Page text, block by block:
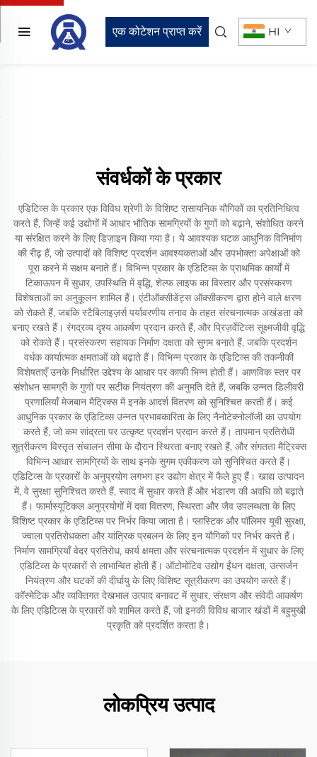
एक कोटेशन प्राप्त करें HI
संवर्धकों के प्रकार
एडिटिव्स के प्रकार एक विविध श्रेणी के विशिष्ट रासायनिक यौगिकों का प्रतिनिधित्व
करते हैं, जिन्हें कई उद्योगों में आधार भौतिक सामग्रियों के गुणों को बढ़ाने, संशोधित करने
या संरक्षित करने के लिए डिज़ाइन किया गया है। ये आवश्यक घटक आधुनिक विनिर्माण
की रीढ़ हैं, जो उत्पादों को विशिष्ट प्रदर्शन आवश्यकताओं और उपभोक्ता अपेक्षाओं को
पूरा करने में सक्षम बनाते हैं। विभिन्न प्रकार के एडिटिव्स के प्राथमिक कार्यों में
टिकाऊपन में सुधार, उपस्थिति में वृद्धि, शेल्फ लाइफ का विस्तार और प्रसंस्करण
विशेषताओं का अनुकूलन शामिल हैं। एंटीऑक्सीडेंट्स ऑक्सीकरण द्वारा होने वाले क्षरण
को रोकते हैं, जबकि स्टैबिलाइज़र्स पर्यावरणीय तनाव के तहत संरचनात्मक अखंडता को
बनाए रखते हैं। रंगद्रव्य दृश्य आकर्षण प्रदान करते हैं, और प्रिज़र्वेटिव्स सूक्ष्मजीवी वृद्धि
को रोकते हैं। प्रसंस्करण सहायक निर्माण दक्षता को सुगम बनाते हैं, जबकि प्रदर्शन
वर्धक कार्यात्मक क्षमताओं को बढ़ाते हैं। विभिन्न प्रकार के एडिटिव्स की तकनीकी
विशेषताएँ उनके निर्धारित उद्देश्य के आधार पर काफी भिन्न होती हैं। आणविक स्तर पर
संशोधन सामग्री के गुणों पर सटीक नियंत्रण की अनुमति देते हैं, जबकि उन्नत डिलीवरी
प्रणालियाँ मेजबान मैट्रिक्स में इनके आदर्श वितरण को सुनिश्चित करती हैं। कई
आधुनिक प्रकार के एडिटिव्स उन्नत प्रभावकारिता के लिए नैनोटेक्नोलॉजी का उपयोग
करते हैं, जो कम सांद्रता पर उत्कृष्ट प्रदर्शन प्रदान करते हैं। तापमान प्रतिरोधी
सूत्रीकरण विस्तृत संचालन सीमा के दौरान स्थिरता बनाए रखते हैं, और संगतता मैट्रिक्स
विभिन्न आधार सामग्रियों के साथ इनके सुगम एकीकरण को सुनिश्चित करते हैं।
एडिटिव्स के प्रकारों के अनुप्रयोग लगभग हर उद्योग क्षेत्र में फैले हुए हैं। खाद्य उत्पादन
में, वे सुरक्षा सुनिश्चित करते हैं, स्वाद में सुधार करते हैं और भंडारण की अवधि को बढ़ाते
हैं। फार्मास्यूटिकल अनुप्रयोगों में दवा वितरण, स्थिरता और जैव उपलब्धता के लिए
विशिष्ट प्रकार के एडिटिव्स पर निर्भर किया जाता है। प्लास्टिक और पॉलिमर यूवी सुरक्षा,
ज्वाला प्रतिरोधकता और यांत्रिक प्रबलन के लिए इन यौगिकों पर निर्भर करते हैं।
निर्माण सामग्रियाँ वेदर प्रतिरोध, कार्य क्षमता और संरचनात्मक प्रदर्शन में सुधार के लिए
एडिटिव्स के प्रकारों से लाभान्वित होती हैं। ऑटोमोटिव उद्योग ईंधन दक्षता, उत्सर्जन
नियंत्रण और घटकों की दीर्घायु के लिए विशिष्ट सूत्रीकरण का उपयोग करते हैं।
कॉस्मेटिक और व्यक्तिगत देखभाल उत्पाद बनावट में सुधार, संरक्षण और संवेदी आकर्षण
के लिए एडिटिव्स के प्रकारों को शामिल करते हैं, जो इनकी विविध बाजार खंडों में बहुमुखी
प्रकृति को प्रदर्शित करता है।
लोकप्रिय उत्पाद